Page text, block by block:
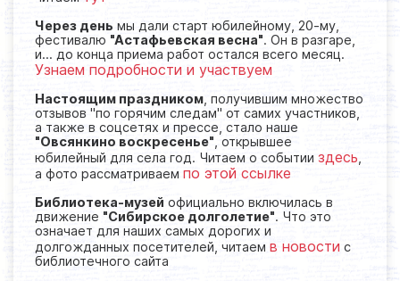
Через день мы дали старт юбилейному, 20-му,
фестивалю "Астафьевская весна". Он в разгаре,
и... до конца приема работ остался всего месяц.
Узнаем подробности и участвуем
Настоящим праздником , получившим множество
отзывов "по горячим следам" от самих участников,
а также в соцсетях и прессе, стало наше
"Овсянкино воскресенье" , открывшее
юбилейный для села год. Читаем о событии здесь
а фото рассматриваем по этой ссылке
Библиотека-музей официально включилась в
движение "Сибирское долголетие". Что это
означает для наших самых дорогих и
долгожданных посетителей, читаем в новости с
библиотечного сайта